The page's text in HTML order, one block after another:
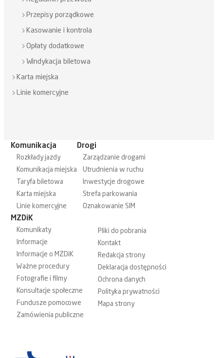
Przepisy porządkowe
Kasowanie i kontrola
Opłaty dodatkowe
Windykacja biletowa
Karta miejska
Linie komercyjne
Komunikacja
Rozkłady jazdy
Komunikacja miejska
Taryfa biletowa
Karta miejska
Linie komercyjne
Drogi
Zarządzanie drogami
Utrudnienia w ruchu
Inwestycje drogowe
Strefa parkowania
Oznakowanie SIM
MZDiK
Komunikaty
Informacje
Informacje o MZDiK
Ważne procedury
Fotografie i filmy
Konsultacje społeczne
Fundusze pomocowe
Zamówienia publiczne
Pliki do pobrania
Kontakt
Redakcja strony
Deklaracja dostępności
Ochrona danych
Polityka prywatności
Mapa strony